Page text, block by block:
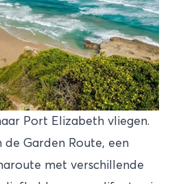
Port Elizabeth vliegen.
de Garden Route, een
met verschillende